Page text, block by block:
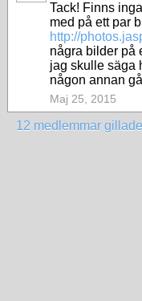
Tack! Finns
med på ett par
http://
några bilder på
jag skulle säga
någon annan
Maj 25, 2015
12 medlemmar